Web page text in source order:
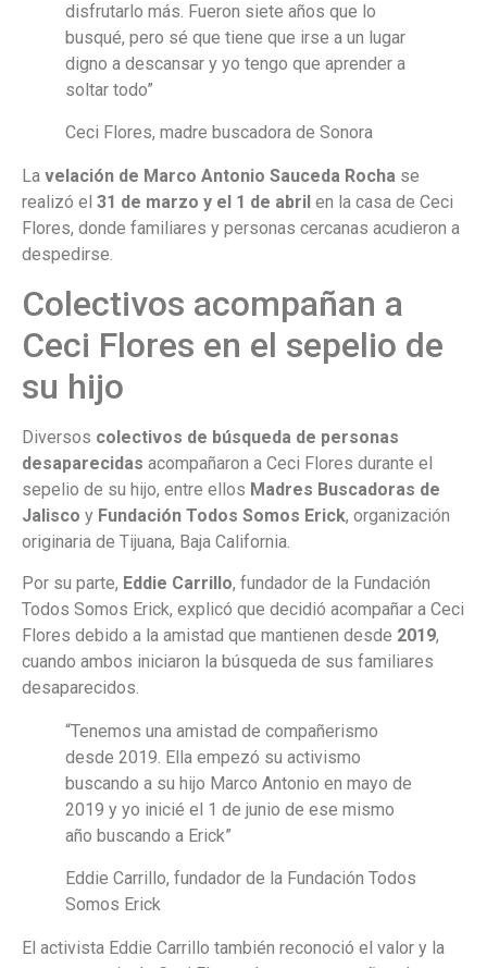
disfrutarlo más. Fueron siete años que lo
busqué, pero sé que tiene que irse a un lugar
digno a descansar y yo tengo que aprender a
soltar todo”
Ceci Flores, madre buscadora de Sonora
La velación de Marco Antonio Sauceda Rocha se
realizó el 31 de marzo y el 1 de abril en la casa de Ceci
Flores, donde familiares y personas cercanas acudieron a
despedirse.
Colectivos acompañan a
Ceci Flores en el sepelio de
su hijo
Diversos colectivos de búsqueda de personas
desaparecidas acompañaron a Ceci Flores durante el
sepelio de su hijo, entre ellos Madres Buscadoras de
Jalisco y Fundación Todos Somos Erick, organización
originaria de Tijuana, Baja California.
Por su parte, Eddie Carrillo, fundador de la Fundación
Todos Somos Erick, explicó que decidió acompañar a Ceci
Flores debido a la amistad que mantienen desde 2019,
cuando ambos iniciaron la búsqueda de sus familiares
desaparecidos.
“Tenemos una amistad de compañerismo
desde 2019. Ella empezó su activismo
buscando a su hijo Marco Antonio en mayo de
2019 y yo inicié el 1 de junio de ese mismo
año buscando a Erick”
Eddie Carrillo, fundador de la Fundación Todos
Somos Erick
El activista Eddie Carrillo también reconoció el valor y la